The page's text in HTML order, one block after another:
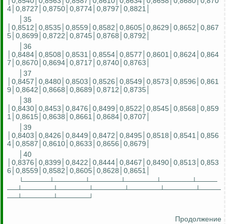
4│0,8727│0,8750│0,8774│0,8797│0,8821│
│35
│0,8512│0,8535│0,8559│0,8582│0,8605│0,8629│0,8652│0,867
5│0,8699│0,8722│0,8745│0,8768│0,8792│
│36
│0,8484│0,8508│0,8531│0,8554│0,8577│0,8601│0,8624│0,864
7│0,8670│0,8694│0,8717│0,8740│0,8763│
│37
│0,8457│0,8480│0,8503│0,8526│0,8549│0,8573│0,8596│0,861
9│0,8642│0,8668│0,8689│0,8712│0,8735│
│38
│0,8430│0,8453│0,8476│0,8499│0,8522│0,8545│0,8568│0,859
1│0,8615│0,8638│0,8661│0,8684│0,8707│
│39
│0,8403│0,8426│0,8449│0,8472│0,8495│0,8518│0,8541│0,856
4│0,8587│0,8610│0,8633│0,8656│0,8679│
│40
│0,8376│0,8399│0,8422│0,8444│0,8467│0,8490│0,8513│0,853
6│0,8559│0,8582│0,8605│0,8628│0,8651│
└─────┴──────┴──────┴──────┴──────┴────
──┴──────┴──────┴──────┴──────┴──────┴────
──┴──────┴──────┘
Продолжение